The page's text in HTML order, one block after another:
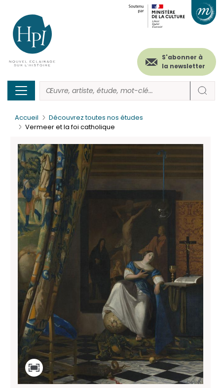
contenu
principal
Menu
secondaire
(header)
S'abonner à
la newsletter
Accueil
Découvrez toutes nos études
Vermeer et la foi catholique